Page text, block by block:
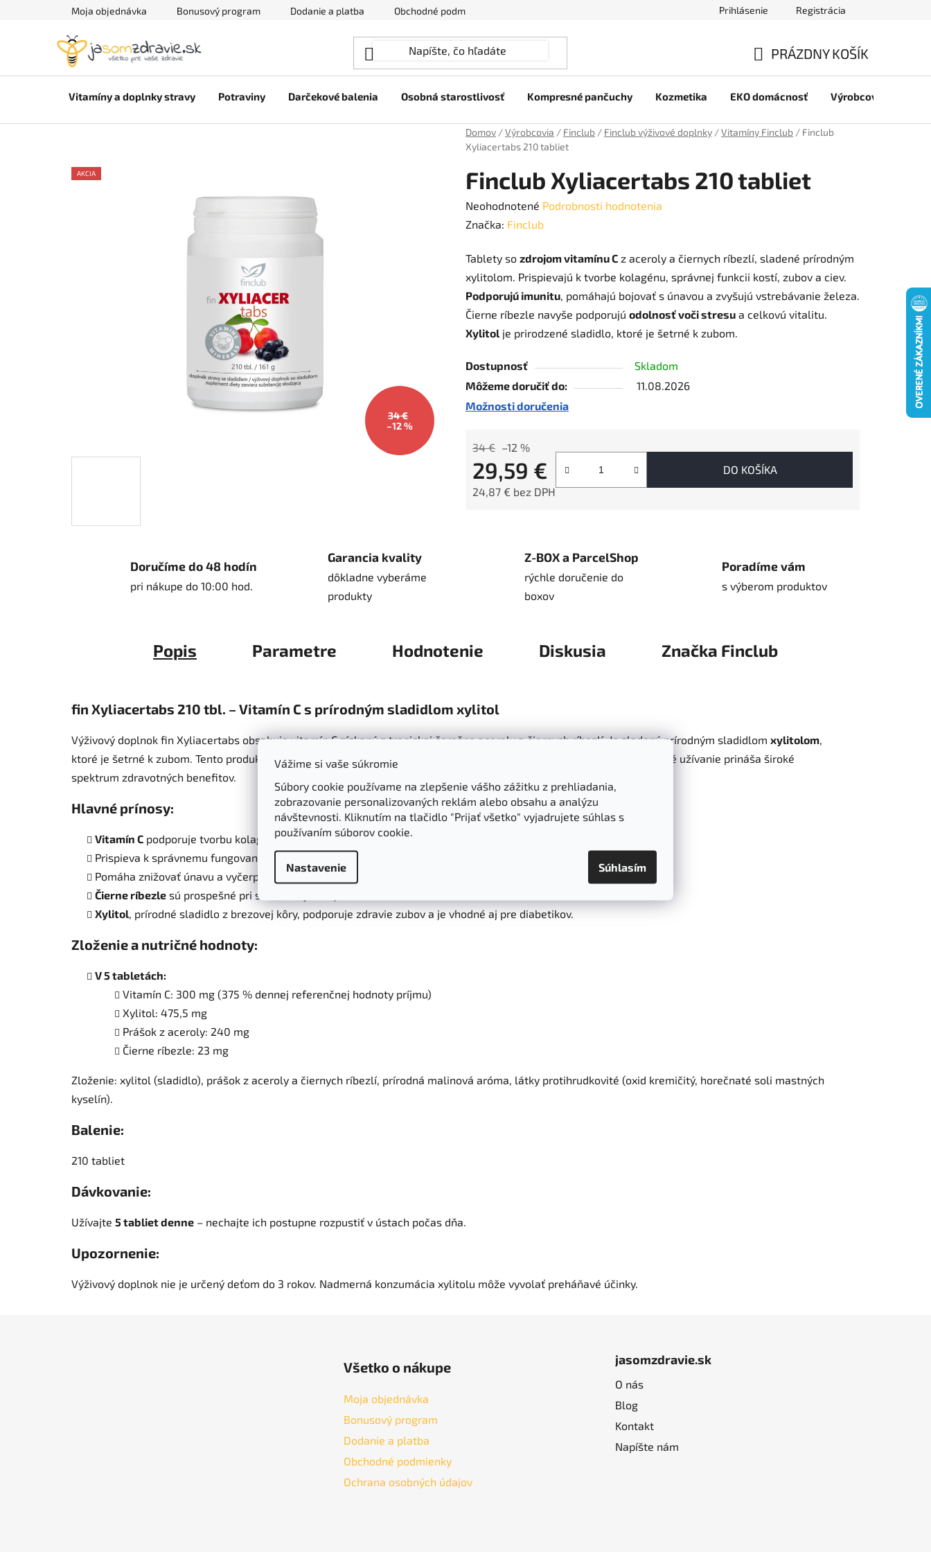
Vážime si vaše súkromie
Súbory cookie používame na zlepšenie vášho zážitku z prehliadania,
zobrazovanie personalizovaných reklám alebo obsahu a analýzu
návštevnosti. Kliknutím na tlačidlo "Prijať všetko" vyjadrujete súhlas s
používaním súborov cookie.
Nastavenie Súhlasím
Moja objednávka Bonusový program Dodanie a platba Obchodné podmienky Prihlásenie Registrácia
KOŠÍK
PRÁZDNY KOŠÍK
Vitamíny a doplnky stravy Potraviny Darčekové balenia Osobná starostlivosť Kompresné pančuchy Kozmetika EKO domácnosť Výrobcovia
Domov /Výrobcovia / Finclub / Finclub výživové doplnky /Vitamíny Finclub / Finclub
Xyliacertabs 210 tabliet
Finclub Xyliacertabs 210 tabliet
Priemerné
hodnotenie
je
0,0
z
5
hviezdičiek.
Neohodnotené Podrobnosti hodnotenia
Značka: Finclub
Tablety so zdrojom vitamínu C z aceroly a čiernych ríbezlí, sladené prírodným
xylitolom. Prispievajú k tvorbe kolagénu, správnej funkcii kostí, zubov a ciev.
Podporujú imunitu, pomáhajú bojovať s únavou a zvyšujú vstrebávanie železa.
Čierne ríbezle navyše podporujú odolnosť voči stresu a celkovú vitalitu.
Xylitol je prirodzené sladidlo, ktoré je šetrné k zubom.
Dostupnosť
Skladom
Môžeme doručiť do:
11.08.2026
Možnosti doručenia
34 € –12 %
29,59 €
24,87 € bez DPH
DO KOŠÍKA
AKCIA
34 €
–12 %
Doručíme do 48 hodín
pri nákupe do 10:00 hod.
Garancia kvality
dôkladne vyberáme
produkty
Z-BOX a ParcelShop
rýchle doručenie do
boxov
Poradíme vám
s výberom produktov
Popis Parametre Hodnotenie Diskusia Značka Finclub
fin Xyliacertabs 210 tbl. – Vitamín C s prírodným sladidlom xylitol
Výživový doplnok fin Xyliacertabs obsahuje vitamín C získaný z tropickej čerešne aceroly a čiernych ríbezlí. Je sladený prírodným sladidlom xylitolom,
ktoré je šetrné k zubom. Tento produkt je ideálny pre všetky vekové kategórie, vyniká príjemnou chuťou a jeho pravidelné užívanie prináša široké
spektrum zdravotných benefitov.
Hlavné prínosy:
Vitamín C podporuje tvorbu kolagénu pre správnu funkciu kostí, zubov, ďasien, chrupaviek, kože a ciev.
Prispieva k správnemu fungovaniu
imunitného systému
Pomáha znižovať únavu a vyčerpanie.
Čierne ríbezle sú prospešné pri strese a fyzickej námahe.
Xylitol, prírodné sladidlo z brezovej kôry, podporuje zdravie zubov a je vhodné aj pre diabetikov.
Zloženie a nutričné hodnoty:
V 5 tabletách:
Vitamín C: 300 mg (375 % dennej referenčnej hodnoty príjmu)
Xylitol: 475,5 mg
Prášok z aceroly: 240 mg
Čierne ríbezle: 23 mg
Zloženie: xylitol (sladidlo), prášok z aceroly a čiernych ríbezlí, prírodná malinová aróma, látky protihrudkovité (oxid kremičitý, horečnaté soli mastných
kyselín).
Balenie:
210 tabliet
Dávkovanie:
Užívajte 5 tabliet denne – nechajte ich postupne rozpustiť v ústach počas dňa.
Upozornenie:
Výživový doplnok nie je určený deťom do 3 rokov. Nadmerná konzumácia xylitolu môže vyvolať preháňavé účinky.
Všetko o nákupe
Moja objednávka
Bonusový program
Dodanie a platba
Obchodné podmienky
Ochrana osobných údajov
jasomzdravie.sk
O nás
Blog
Kontakt
Napíšte nám